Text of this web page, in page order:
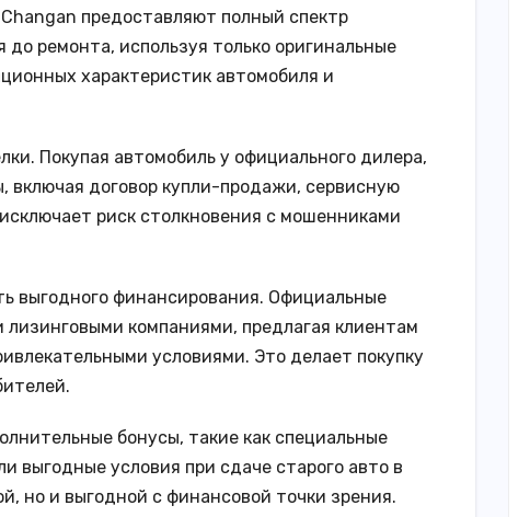
предоставляют полный спектр
ремонта, используя только оригинальные
характеристик автомобиля и
Покупая автомобиль у официального дилера,
включая договор купли-продажи, сервисную
риск столкновения с мошенниками
выгодного финансирования. Официальные
компаниями, предлагая клиентам
условиями. Это делает покупку
бонусы, такие как специальные
выгодные условия при сдаче старого авто в
но и выгодной с финансовой точки зрения.